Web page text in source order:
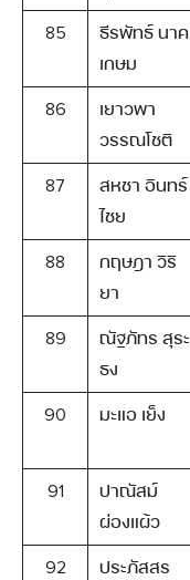
85
ธีรพัทธ์ นาค
เกษม
86
เยาวพา
วรรณโชติ
87
สหชา อินทร์
ไชย
88
กฤษฎา วิริ
ยา
89
ณัฐภัทร สุระ
ธง
90 มะแอ เย็ง
91
ปาณัสม์
ผ่องแผ้ว
92
ประภัสสร